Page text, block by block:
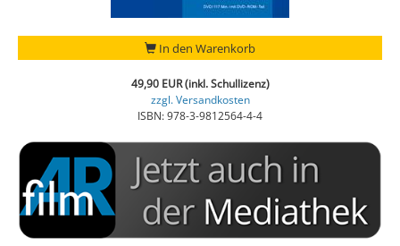
In den Warenkorb
49,90 EUR (inkl. Schullizenz)
zzgl. Versandkosten
ISBN: 978-3-9812564-4-4